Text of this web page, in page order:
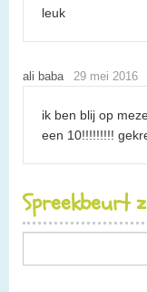
leuk
ali baba 29 mei 2016
ik ben blij op
een 10!!!!!!!!!
Spreekbeurt